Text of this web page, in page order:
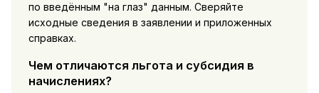
по введённым "на глаз" данным. Сверяйте
исходные сведения в заявлении и приложенных
справках.
Чем отличаются льгота и субсидия в
начислениях?